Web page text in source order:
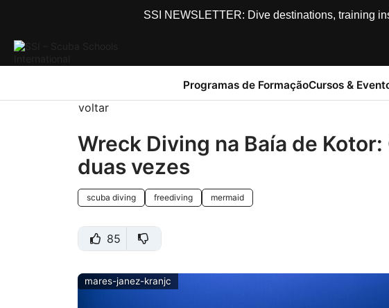
SSI NEWSLETTER: Dive destinations, training
Programas de FormaçãoCursos &
voltar
Wreck Diving na Baía de
duas vezes
scuba diving freediving mermaid
85
mares-janez-kranjc